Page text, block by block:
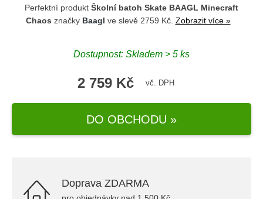
Perfektní produkt Školní batoh Skate BAAGL Minecraft
Chaos značky Baagl ve slevě 2759 Kč. Zobrazit více »
Dostupnost: Skladem > 5 ks
2 759 Kč vč. DPH
DO OBCHODU »
Doprava ZDARMA